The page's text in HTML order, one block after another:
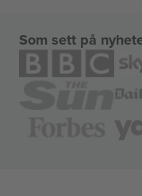
Som sett på